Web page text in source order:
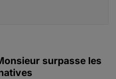
surpasse les